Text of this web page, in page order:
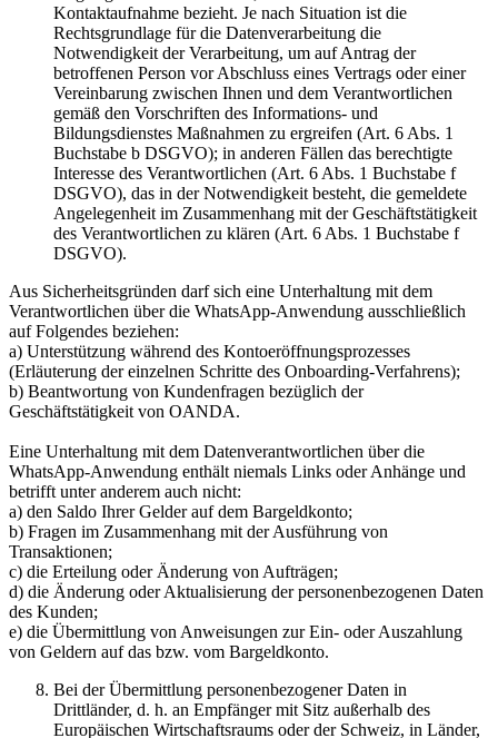
Kontaktaufnahme bezieht. Je nach Situation ist die
Rechtsgrundlage für die Datenverarbeitung die
Notwendigkeit der Verarbeitung, um auf Antrag der
betroffenen Person vor Abschluss eines Vertrags oder einer
Vereinbarung zwischen Ihnen und dem Verantwortlichen
gemäß den Vorschriften des Informations- und
Bildungsdienstes Maßnahmen zu ergreifen (Art. 6 Abs. 1
Buchstabe b DSGVO); in anderen Fällen das berechtigte
Interesse des Verantwortlichen (Art. 6 Abs. 1 Buchstabe f
DSGVO), das in der Notwendigkeit besteht, die gemeldete
Angelegenheit im Zusammenhang mit der Geschäftstätigkeit
des Verantwortlichen zu klären (Art. 6 Abs. 1 Buchstabe f
DSGVO).
Aus Sicherheitsgründen darf sich eine Unterhaltung mit dem
Verantwortlichen über die WhatsApp-Anwendung ausschließlich
auf Folgendes beziehen:
a) Unterstützung während des Kontoeröffnungsprozesses
(Erläuterung der einzelnen Schritte des Onboarding-Verfahrens);
b) Beantwortung von Kundenfragen bezüglich der
Geschäftstätigkeit von OANDA.
Eine Unterhaltung mit dem Datenverantwortlichen über die
WhatsApp-Anwendung enthält niemals Links oder Anhänge und
betrifft unter anderem auch nicht:
a) den Saldo Ihrer Gelder auf dem Bargeldkonto;
b) Fragen im Zusammenhang mit der Ausführung von
Transaktionen;
c) die Erteilung oder Änderung von Aufträgen;
d) die Änderung oder Aktualisierung der personenbezogenen Daten
des Kunden;
e) die Übermittlung von Anweisungen zur Ein- oder Auszahlung
von Geldern auf das bzw. vom Bargeldkonto.
Bei der Übermittlung personenbezogener Daten in
Drittländer, d. h. an Empfänger mit Sitz außerhalb des
Europäischen Wirtschaftsraums oder der Schweiz, in Länder,